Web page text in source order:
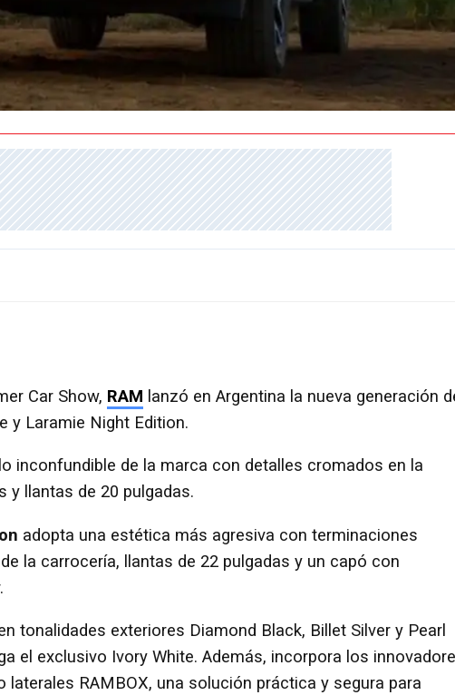
Car Show, RAM lanzó en Argentina la nueva generación
y Laramie Night Edition.
inconfundible de la marca con detalles cromados en la
y llantas de 20 pulgadas.
adopta una estética más agresiva con terminaciones
la carrocería, llantas de 22 pulgadas y un capó con
tonalidades exteriores Diamond Black, Billet Silver y Pearl
el exclusivo Ivory White. Además, incorpora los
RAMBOX, una solución práctica y segura para